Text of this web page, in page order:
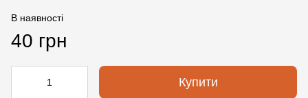
В наявності
40 грн
Купити